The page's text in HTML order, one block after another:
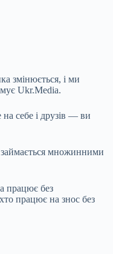
змінюється, і ми
Ukr.Media.
себе і друзів — ви
займається множинними
працює без
працює на знос без